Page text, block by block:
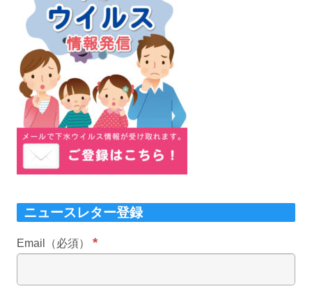
ニュースレター登録
Email（必須） *